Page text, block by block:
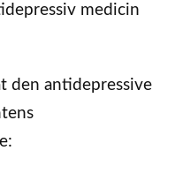
medicin
den antidepressive